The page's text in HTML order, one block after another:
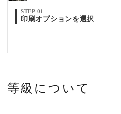
STEP 01
印刷オプションを選択
等級について